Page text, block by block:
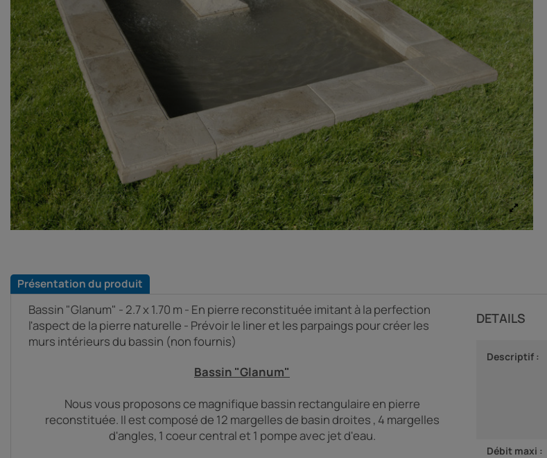
Présentation du produit
Bassin "Glanum" - 2.7 x 1.70 m - En pierre reconstituée imitant à la perfection
l'aspect de la pierre naturelle - Prévoir le liner et les parpaings pour créer les
murs intérieurs du bassin (non fournis)
Bassin "Glanum"
Nous vous proposons ce magnifique bassin rectangulaire en pierre
reconstituée. Il est composé de 12 margelles de basin droites , 4 margelles
d'angles, 1 coeur central et 1 pompe avec jet d'eau.
DETAILS
Descriptif :
Débit maxi :